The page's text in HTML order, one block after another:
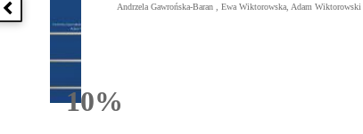
Poprzednia książka
10%Rabatu
Andrzela Gawrońska-Baran , Ewa Wiktorowska, Adam Wiktorowski